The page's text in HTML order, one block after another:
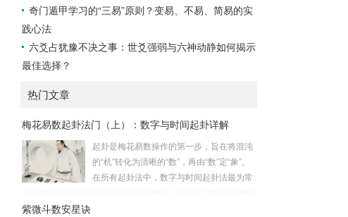
奇门遁甲学习的“三易”原则？变易、不易、简易的实
践心法
六爻占犹豫不决之事：世爻强弱与六神动静如何揭示
最佳选择？
热门文章
梅花易数起卦法门（上）：数字与时间起卦详解
起卦是梅花易数操作的第一步，旨在将混沌
的“机”转化为清晰的“数”，再由“数”定“象”。
在所有起卦法中，数字与时间起卦法最为常
紫微斗数安星诀